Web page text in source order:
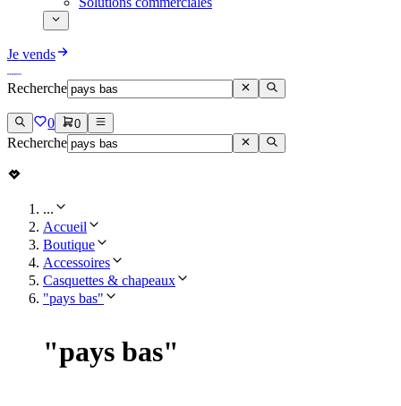
Je vends
Recherche
0 0
Recherche
...
Accueil
Boutique
Accessoires
Casquettes & chapeaux
"pays bas"
"pays bas"